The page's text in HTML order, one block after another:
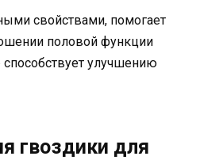
свойствами, помогает
половой функции
улучшению
гвоздики для